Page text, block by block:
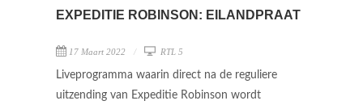
EXPEDITIE ROBINSON: EILANDPRAAT
17 Maart 2022 RTL 5
Liveprogramma waarin direct na de reguliere
uitzending van Expeditie Robinson wordt